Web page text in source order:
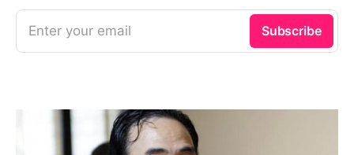
Enter your email Subscribe